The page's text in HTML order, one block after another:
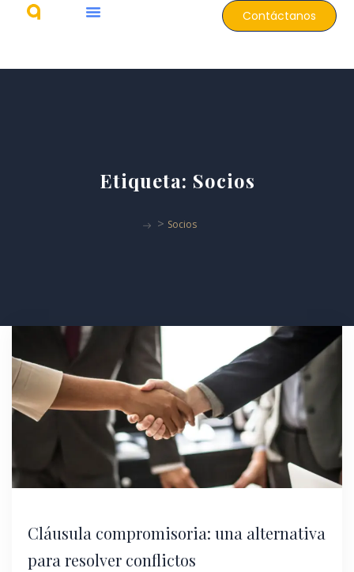
Contáctanos
Etiqueta: Socios
> Socios
Cláusula compromisoria: una alternativa
para resolver conflictos